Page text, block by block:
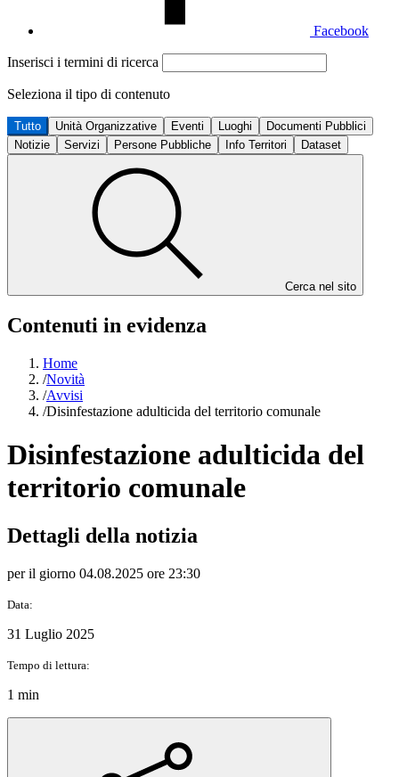
Facebook
Inserisci i termini di ricerca
Seleziona il tipo di contenuto
Tutto Unità Organizzative Eventi Luoghi
Documenti Pubblici
Notizie
Servizi Persone Pubbliche Info Territori Dataset
Cerca nel sito
Contenuti in evidenza
Home
/Novità
/Avvisi
/Disinfestazione adulticida del territorio comunale
Disinfestazione adulticida del
territorio comunale
Dettagli della notizia
per il giorno 04.08.2025 ore 23:30
Data:
31 Luglio 2025
Tempo di lettura:
1 min